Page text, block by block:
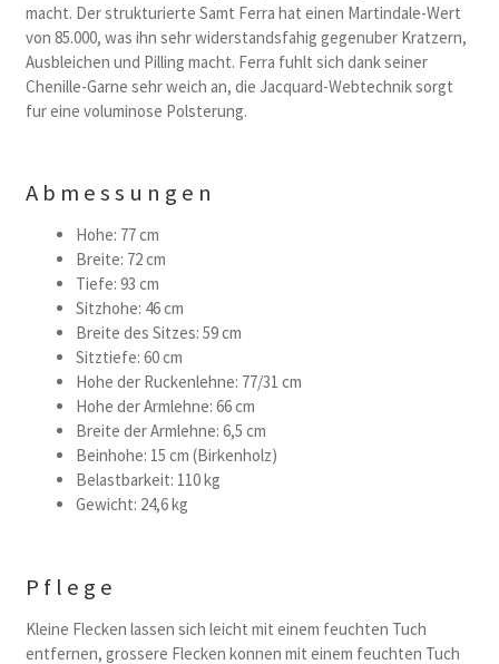
macht. Der strukturierte Samt Ferra hat einen Martindale-Wert
von 85.000, was ihn sehr widerstandsfahig gegenuber Kratzern,
Ausbleichen und Pilling macht. Ferra fuhlt sich dank seiner
Chenille-Garne sehr weich an, die Jacquard-Webtechnik sorgt
fur eine voluminose Polsterung.
Abmessungen
Hohe: 77 cm
Breite: 72 cm
Tiefe: 93 cm
Sitzhohe: 46 cm
Breite des Sitzes: 59 cm
Sitztiefe: 60 cm
Hohe der Ruckenlehne: 77/31 cm
Hohe der Armlehne: 66 cm
Breite der Armlehne: 6,5 cm
Beinhohe: 15 cm (Birkenholz)
Belastbarkeit: 110 kg
Gewicht: 24,6 kg
Pflege
Kleine Flecken lassen sich leicht mit einem feuchten Tuch
entfernen, grossere Flecken konnen mit einem feuchten Tuch